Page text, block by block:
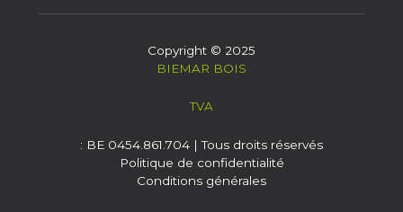
Copyright © 2025
BIEMAR BOIS
TVA
: BE 0454.861.704 | Tous droits réservés
Politique de confidentialité
Conditions générales